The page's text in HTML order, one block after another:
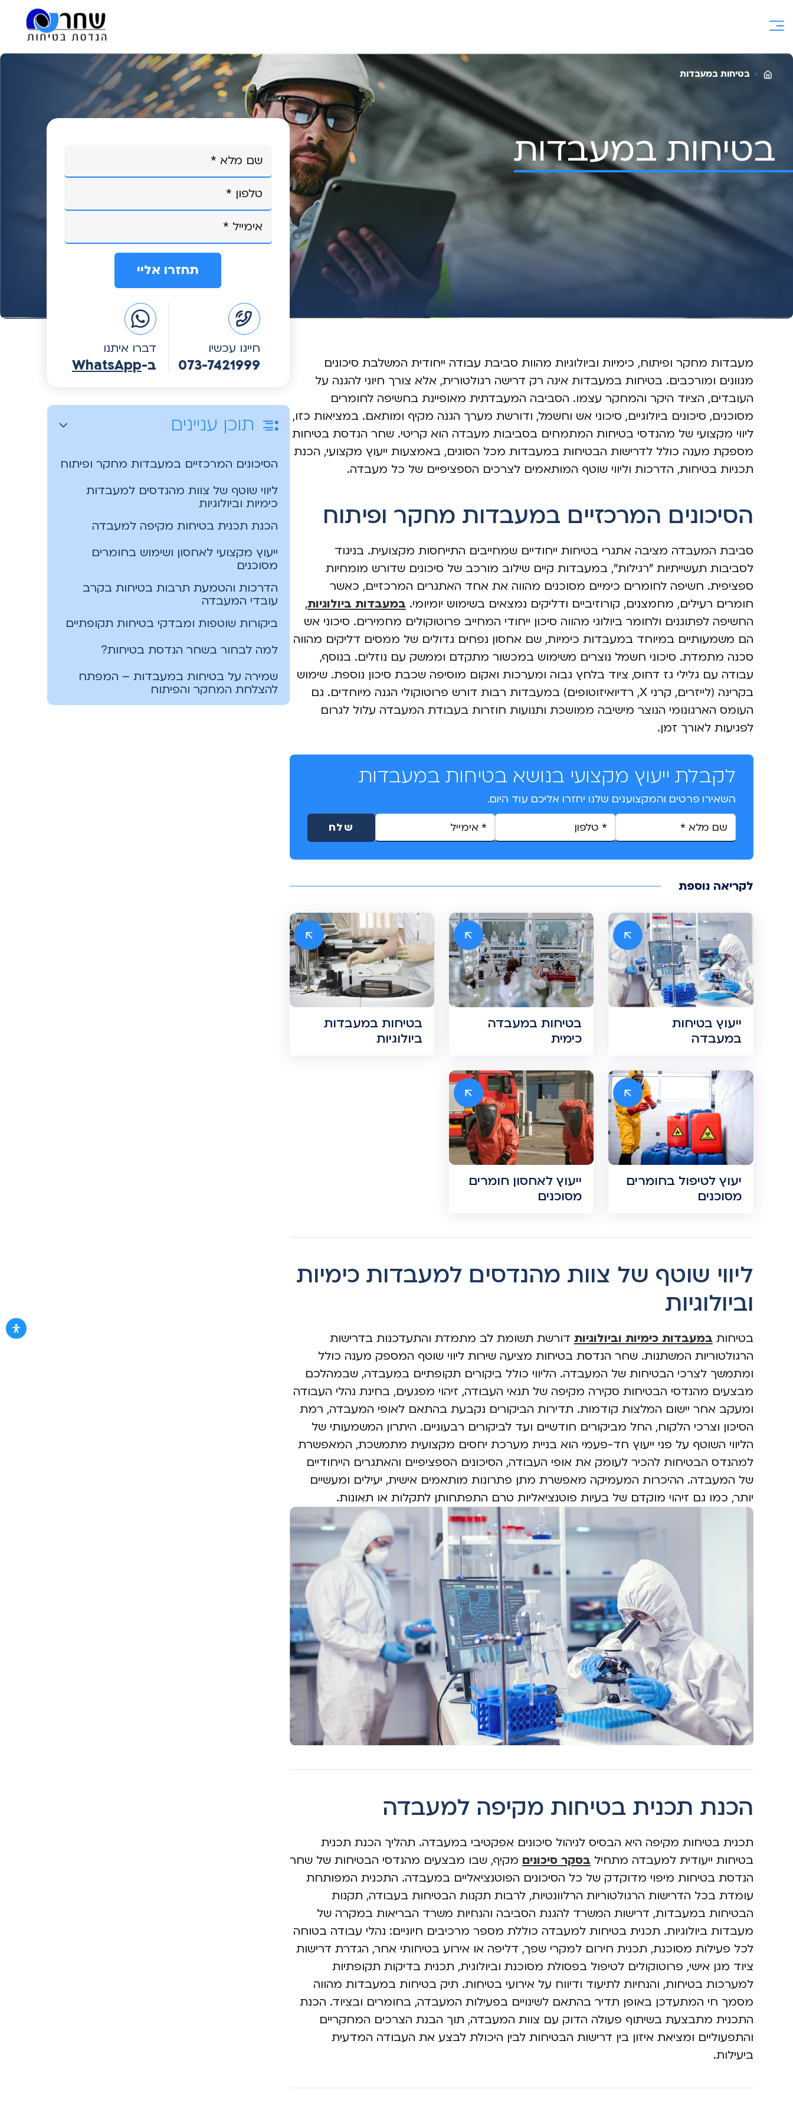
> בטיחות במעבדות
בטיחות במעבדות
מעבדות מחקר ופיתוח, כימיות וביולוגיות מהוות סביבת עבודה ייחודית המשלבת סיכונים
מגוונים ומורכבים. בטיחות במעבדות אינה רק דרישה רגולטורית, אלא צורך חיוני להגנה על
העובדים, הציוד היקר והמחקר עצמו. הסביבה המעבדתית מאופיינת בחשיפה לחומרים
מסוכנים, סיכונים ביולוגיים, סיכוני אש וחשמל, ודורשת מערך הגנה מקיף ומותאם. במציאות כזו,
ליווי מקצועי של מהנדסי בטיחות המתמחים בסביבות מעבדה הוא קריטי. שחר הנדסת בטיחות
מספקת מענה כולל לדרישות הבטיחות במעבדות מכל הסוגים, באמצעות ייעוץ מקצועי, הכנת
תכניות בטיחות, הדרכות וליווי שוטף המותאמים לצרכים הספציפיים של כל מעבדה.
הסיכונים המרכזיים במעבדות מחקר ופיתוח
סביבת המעבדה מציבה אתגרי בטיחות ייחודיים שמחייבים התייחסות מקצועית. בניגוד
לסביבות תעשייתיות "רגילות", במעבדות קיים שילוב מורכב של סיכונים שדורש מומחיות
ספציפית. חשיפה לחומרים כימיים מסוכנים מהווה את אחד האתגרים המרכזיים, כאשר
חומרים רעילים, מחמצנים, קורוזיביים ודליקים נמצאים בשימוש יומיומי. במעבדות ביולוגיות,
החשיפה לפתוגנים ולחומר ביולוגי מהווה סיכון ייחודי המחייב פרוטוקולים מחמירים. סיכוני אש
הם משמעותיים במיוחד במעבדות כימיות, שם אחסון נפחים גדולים של ממסים דליקים מהווה
סכנה מתמדת. סיכוני חשמל נוצרים משימוש במכשור מתקדם וממשק עם נוזלים. בנוסף,
עבודה עם גלילי גז דחוס, ציוד בלחץ גבוה ומערכות ואקום מוסיפה שכבת סיכון נוספת. שימוש
בקרינה (לייזרים, קרני X, רדיואיזוטופים) במעבדות רבות דורש פרוטוקולי הגנה מיוחדים. גם
העומס הארגונומי הנוצר מישיבה ממושכת ותנועות חוזרות בעבודת המעבדה עלול לגרום
לפגיעות לאורך זמן.
לקבלת ייעוץ מקצועי בנושא בטיחות במעבדות
השאירו פרטים והמקצוענים שלנו יחזרו אליכם עוד היום.
t
n
a
t
i
v
e
:
לקריאה נוספת
ייעוץ בטיחות
במעבדה
בטיחות במעבדה
כימית
בטיחות במעבדות
ביולוגיות
יעוץ לטיפול בחומרים
מסוכנים
ייעוץ לאחסון חומרים
מסוכנים
ליווי שוטף של צוות מהנדסים למעבדות כימיות
וביולוגיות
בטיחות במעבדות כימיות וביולוגיות דורשת תשומת לב מתמדת והתעדכנות בדרישות
הרגולטוריות המשתנות. שחר הנדסת בטיחות מציעה שירות ליווי שוטף המספק מענה כולל
ומתמשך לצרכי הבטיחות של המעבדה. הליווי כולל ביקורים תקופתיים במעבדה, שבמהלכם
מבצעים מהנדסי הבטיחות סקירה מקיפה של תנאי העבודה, זיהוי מפגעים, בחינת נהלי העבודה
ומעקב אחר יישום המלצות קודמות. תדירות הביקורים נקבעת בהתאם לאופי המעבדה, רמת
הסיכון וצרכי הלקוח, החל מביקורים חודשיים ועד לביקורים רבעוניים. היתרון המשמעותי של
הליווי השוטף על פני ייעוץ חד-פעמי הוא בניית מערכת יחסים מקצועית מתמשכת, המאפשרת
למהנדס הבטיחות להכיר לעומק את אופי העבודה, הסיכונים הספציפיים והאתגרים הייחודיים
של המעבדה. ההיכרות המעמיקה מאפשרת מתן פתרונות מותאמים אישית, יעילים ומעשיים
יותר, כמו גם זיהוי מוקדם של בעיות פוטנציאליות טרם התפתחותן לתקלות או תאונות.
הכנת תכנית בטיחות מקיפה למעבדה
תכנית בטיחות מקיפה היא הבסיס לניהול סיכונים אפקטיבי במעבדה. תהליך הכנת תכנית
בטיחות ייעודית למעבדה מתחיל בסקר סיכונים מקיף, שבו מבצעים מהנדסי הבטיחות של שחר
הנדסת בטיחות מיפוי מדוקדק של כל הסיכונים הפוטנציאליים במעבדה. התכנית המפותחת
עומדת בכל הדרישות הרגולטוריות הרלוונטיות, לרבות תקנות הבטיחות בעבודה, תקנות
הבטיחות במעבדות, דרישות המשרד להגנת הסביבה והנחיות משרד הבריאות במקרה של
מעבדות ביולוגיות. תכנית בטיחות למעבדה כוללת מספר מרכיבים חיוניים: נהלי עבודה בטוחה
לכל פעילות מסוכנת, תכנית חירום למקרי שפך, דליפה או אירוע בטיחותי אחר, הגדרת דרישות
ציוד מגן אישי, פרוטוקולים לטיפול בפסולת מסוכנת וביולוגית, תכנית בדיקות תקופתיות
למערכות בטיחות, והנחיות לתיעוד ודיווח על אירועי בטיחות. תיק בטיחות במעבדות מהווה
מסמך חי המתעדכן באופן תדיר בהתאם לשינויים בפעילות המעבדה, בחומרים ובציוד. הכנת
התכנית מתבצעת בשיתוף פעולה הדוק עם צוות המעבדה, תוך הבנת הצרכים המחקריים
והתפעוליים ומציאת איזון בין דרישות הבטיחות לבין היכולת לבצע את העבודה המדעית
ביעילות.
v
חייגו עכשיו
073-7421999
דברו איתנו
ב-WhatsApp
תוכן עניינים
הסיכונים המרכזיים במעבדות מחקר ופיתוח
ליווי שוטף של צוות מהנדסים למעבדות
כימיות וביולוגיות
הכנת תכנית בטיחות מקיפה למעבדה
ייעוץ מקצועי לאחסון ושימוש בחומרים
מסוכנים
הדרכות והטמעת תרבות בטיחות בקרב
עובדי המעבדה
ביקורות שוטפות ומבדקי בטיחות תקופתיים
למה לבחור בשחר הנדסת בטיחות?
שמירה על בטיחות במעבדות – המפתח
להצלחת המחקר והפיתוח